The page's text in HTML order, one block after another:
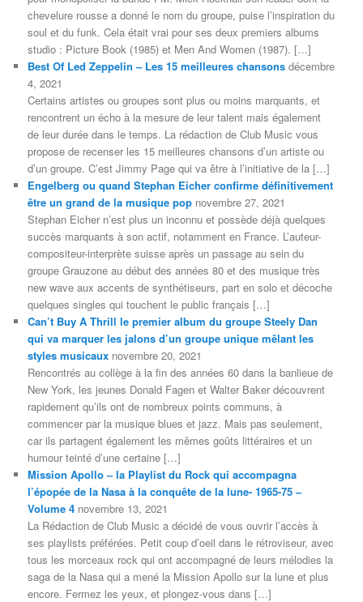
chevelure rousse a donné le nom du groupe, puise l’inspiration du
soul et du funk. Cela était vrai pour ses deux premiers albums
studio : Picture Book (1985) et Men And Women (1987). […]
Best Of Led Zeppelin – Les 15 meilleures chansons décembre
4, 2021
Certains artistes ou groupes sont plus ou moins marquants, et
rencontrent un écho à la mesure de leur talent mais également
de leur durée dans le temps. La rédaction de Club Music vous
propose de recenser les 15 meilleures chansons d’un artiste ou
d’un groupe. C’est Jimmy Page qui va être à l’initiative de la […]
Engelberg ou quand Stephan Eicher confirme définitivement
être un grand de la musique pop novembre 27, 2021
Stephan Eicher n’est plus un inconnu et possède déjà quelques
succès marquants à son actif, notamment en France. L’auteur-
compositeur-interprète suisse après un passage au sein du
groupe Grauzone au début des années 80 et des musique très
new wave aux accents de synthétiseurs, part en solo et décoche
quelques singles qui touchent le public français […]
Can’t Buy A Thrill le premier album du groupe Steely Dan
qui va marquer les jalons d’un groupe unique mêlant les
styles musicaux novembre 20, 2021
Rencontrés au collège à la fin des années 60 dans la banlieue de
New York, les jeunes Donald Fagen et Walter Baker découvrent
rapidement qu’ils ont de nombreux points communs, à
commencer par la musique blues et jazz. Mais pas seulement,
car ils partagent également les mêmes goûts littéraires et un
humour teinté d’une certaine […]
Mission Apollo – la Playlist du Rock qui accompagna
l’épopée de la Nasa à la conquête de la lune- 1965-75 –
Volume 4 novembre 13, 2021
La Rédaction de Club Music a décidé de vous ouvrir l’accès à
ses playlists préférées. Petit coup d’oeil dans le rétroviseur, avec
tous les morceaux rock qui ont accompagné de leurs mélodies la
saga de la Nasa qui a mené la Mission Apollo sur la lune et plus
encore. Fermez les yeux, et plongez-vous dans […]